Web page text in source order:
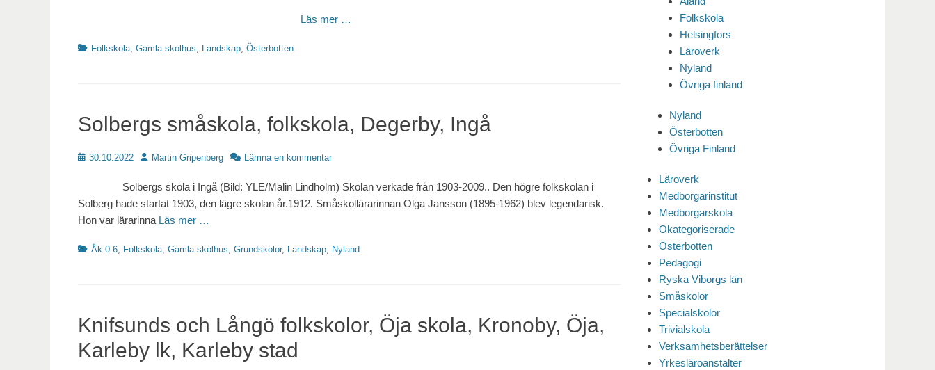
Läs mer …
Kategorier
Folkskola, Gamla skolhus, Landskap, Österbotten
Solbergs småskola, folkskola, Degerby, Ingå
Publicerat
30.10.2022 Författare
Martin Gripenberg Lämna en kommentar
Solbergs skola i Ingå (Bild: YLE/Malin Lindholm) Skolan verkade från 1903-2009.. Den högre folkskolan i
Solberg hade startat 1903, den lägre skolan år.1912. Småskollärarinnan Olga Jansson (1895-1962) blev legendarisk.
Hon var lärarinna Läs mer …
Kategorier
Åk 0-6, Folkskola, Gamla skolhus, Grundskolor, Landskap, Nyland
Knifsunds och Långö folkskolor, Öja skola, Kronoby, Öja,
Karleby lk, Karleby stad
Folkskola
Helsingfors
Läroverk
Nyland
Övriga finland
Nyland
Österbotten
Övriga Finland
Läroverk
Medborgarinstitut
Medborgarskola
Okategoriserade
Österbotten
Pedagogi
Ryska Viborgs län
Småskolor
Specialskolor
Trivialskola
Verksamhetsberättelser
Yrkesläroanstalter